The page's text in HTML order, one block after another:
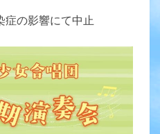
症の影響にて中止